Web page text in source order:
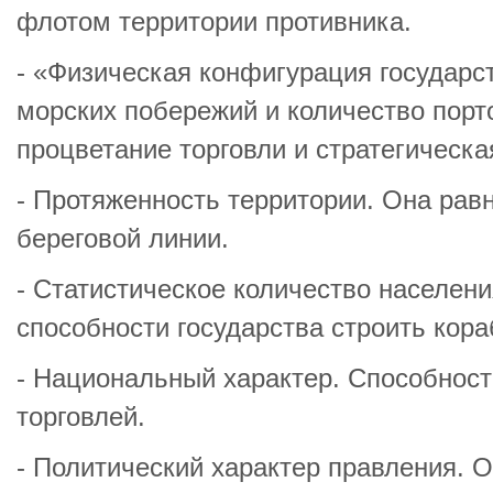
флотом территории противника.
- «Физическая конфигурация
морских побережий и количество
процветание торговли и
- Протяженность территории. Она
береговой линии.
- Статистическое количество
способности государства строить
- Национальный характер.
торговлей.
- Политический характер правления.